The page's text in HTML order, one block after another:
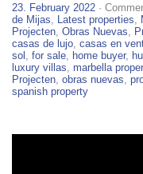
23. February 2022 ·
de Mijas
Latest properties
Projecten Obras Nuevas
casas de lujo casas en
sol
for sale home buyer,
luxury villas
marbella
Projecten obras nuevas
spanish property